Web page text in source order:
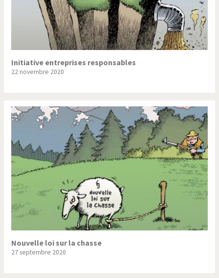
Initiative entreprises responsables
22 novembre 2020
Nouvelle loi sur la chasse
27 septembre 2020